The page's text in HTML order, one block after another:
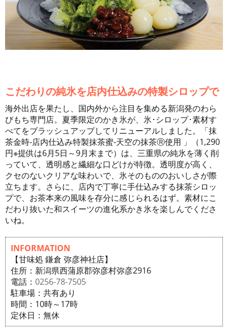
こだわりの純氷を店内仕込みの特製シロップで
海外出店を果たし、国内外から注目を集める新潟発のわら
びもち専門店。夏季限定のかき氷が、氷･シロップ･素材す
べてをブラッシュアップしてリニューアルしました。「抹
茶金時-店内仕込み特製抹茶蜜-天空の抹茶Ⓡ使用 」（1,290
円※提供は6月5日～9月末まで）は、三重県の純氷を薄く削
っていて、透明感と繊細な口どけが特徴。透明度が高く、
クセのないクリアな味わいで、氷そのもののおいしさが際
立ちます。さらに、店内で丁寧に手仕込みする抹茶シロッ
プで、お茶本来の風味を存分に感じられるはず。素材にこ
だわり抜いた和スイーツの進化系かき氷を楽しんでくださ
いね。
INFORMATION
【甘味処 鎌倉 弥彦神社店】
住所：新潟県西蒲原郡弥彦村弥彦2916
電話： 0256-78-7505
駐車場：共有あり
時間：10時～17時
定休日：無休